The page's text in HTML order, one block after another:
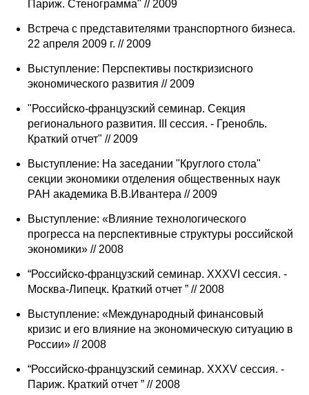
Париж. Стенограмма" // 2009
Встреча с представителями транспортного бизнеса.
22 апреля 2009 г. // 2009
Выступление: Перспективы посткризисного
экономического развития // 2009
"Российско-французский семинар. Секция
регионального развития. III сессия. - Гренобль.
Краткий отчет" // 2009
Выступление: На заседании "Круглого стола"
секции экономики отделения общественных наук
РАН академика В.В.Ивантера // 2009
Выступление: «Влияние технологического
прогресса на перспективные структуры российской
экономики» // 2008
“Российско-французский семинар. XXXVI сессия. -
Москва-Липецк. Краткий отчет ” // 2008
Выступление: «Международный финансовый
кризис и его влияние на экономическую ситуацию в
России» // 2008
“Российско-французский семинар. XXXV сессия. -
Париж. Краткий отчет ” // 2008